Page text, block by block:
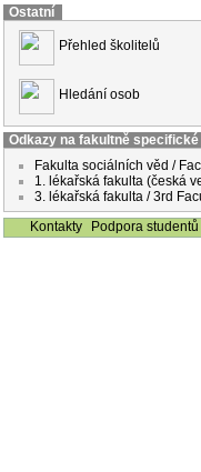
Ostatní
Přehled školitelů
Hledání osob
Odkazy na fakultně
Fakulta sociálních věd /
1. lékařská fakulta (česká
3. lékařská fakulta / 3rd
Kontakty
Podpora